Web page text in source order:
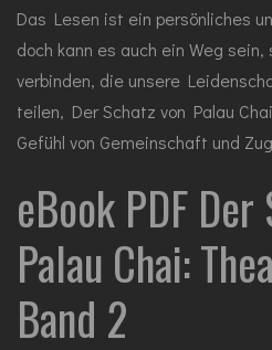
Das Lesen ist ein persönliches
doch kann es auch ein Weg
verbinden, die unsere
teilen, Der Schatz von Palau
Gefühl von Gemeinschaft und
eBook PDF
Palau Chai:
Band 2